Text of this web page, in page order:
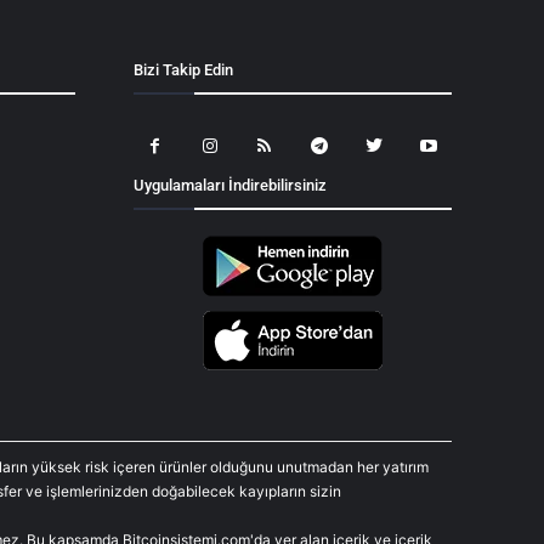
Bizi Takip Edin
Uygulamaları İndirebilirsiniz
yüksek risk içeren ürünler olduğunu unutmadan her yatırım
ve işlemlerinizden doğabilecek kayıpların sizin
Bu kapsamda Bitcoinsistemi.com'da yer alan içerik ve içerik